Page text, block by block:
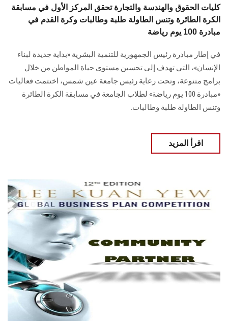
كليات الحقوق والهندسة والتجارة تحقق المركز الأول في مسابقة
الكرة الطائرة وتنس الطاولة طلبة وطالبات وكرة القدم في
مبادرة 100 يوم رياضة
في إطار مبادرة رئيس الجمهورية للتنمية البشرية «بداية جديدة ‏لبناء
الإنسان»، التي تهدف إلى تحسين مستوى حياة المواطن من خلال
برامج متنوعة، وتحت رعاية رئيس جامعة ‏عين شمس، اختتمت فعاليات
«مبادرة 100 يوم رياضة» لطلاب الجامعة في مسابقة الكرة ‏الطائرة
وتنس الطاولة طلبة وطالبات.‏
اقرأ المزيد